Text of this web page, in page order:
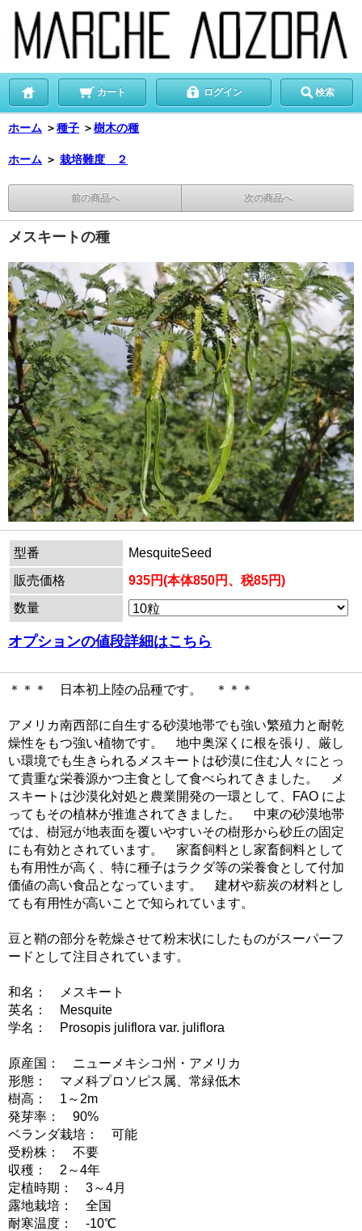
カート ログイン 検索
ホーム ＞種子 ＞樹木の種
ホーム ＞ 栽培難度 ２
前の商品へ 次の商品へ
メスキートの種
型番
MesquiteSeed
販売価格
935円(本体850円、税85円)
数量
オプションの値段詳細はこちら
＊＊＊ 日本初上陸の品種です。 ＊＊＊
アメリカ南西部に自生する砂漠地帯でも強い繁殖力と耐乾
燥性をもつ強い植物です。 地中奥深くに根を張り、厳し
い環境でも生きられるメスキートは砂漠に住む人々にとっ
て貴重な栄養源かつ主食として食べられてきました。 メ
スキートは沙漠化対処と農業開発の一環として、FAO によ
ってもその植林が推進されてきました。 中東の砂漠地帯
では、樹冠が地表面を覆いやすいその樹形から砂丘の固定
にも有効とされています。 家畜飼料とし家畜飼料として
も有用性が高く、特に種子はラクダ等の栄養食として付加
価値の高い食品となっています。 建材や薪炭の材料とし
ても有用性が高いことで知られています。
豆と鞘の部分を乾燥させて粉末状にしたものがスーパーフ
ードとして注目されています。
和名： メスキート
英名： Mesquite
学名： Prosopis juliflora var. juliflora
原産国： ニューメキシコ州・アメリカ
形態： マメ科プロソピス属、常緑低木
樹高： 1～2m
発芽率： 90%
ベランダ栽培： 可能
受粉株： 不要
収穫： 2～4年
定植時期： 3～4月
露地栽培： 全国
耐寒温度： -10℃